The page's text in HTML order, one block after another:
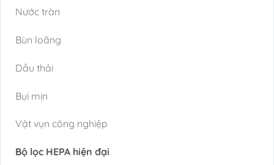
Nước tràn
Bùn loãng
Dầu thải
Bụi mịn
Vật vụn công nghiệp
Bộ lọc HEPA hiện đại